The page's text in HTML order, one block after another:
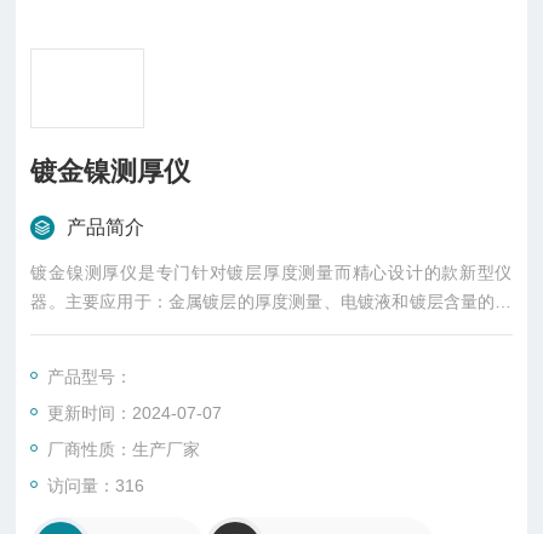
镀金镍测厚仪
产品简介
镀金镍测厚仪是专门针对镀层厚度测量而精心设计的款新型仪
器。主要应用于：金属镀层的厚度测量、电镀液和镀层含量的测
定；黄金、铂、银等贵金属和各种首饰的含量检测。
产品型号：
更新时间：2024-07-07
厂商性质：生产厂家
访问量：316